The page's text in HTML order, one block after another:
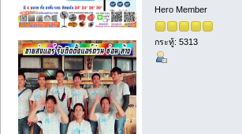
Hero Member
กระทู้: 5313